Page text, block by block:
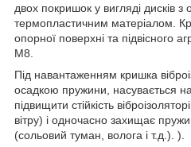
двох покришок у вигляді дисків з
термопластичним матеріалом.
опорної поверхні та підвісного
М8.
Під навантаженням кришка
осадкою пружини, насувається
підвищити стійкість
вітру) і одночасно захищає
(сольовий туман, волога і т.д.). ).